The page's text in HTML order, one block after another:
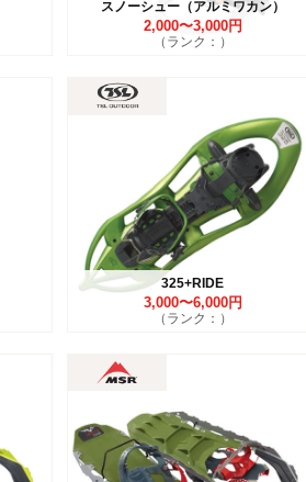
スノーシュー（アルミワカン）
2,000〜3,000円
（ランク：）
325+RIDE
3,000〜6,000円
（ランク：）